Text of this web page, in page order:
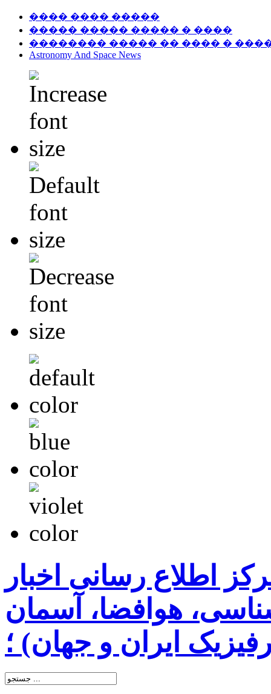
���� ���� �����
����� ����� ����� � ����
�������� ����� �� ���� �
Astronomy And Space News
اطلاع رسانی اخبار
هوافضا، آسمان
ایران و جهان) ؛